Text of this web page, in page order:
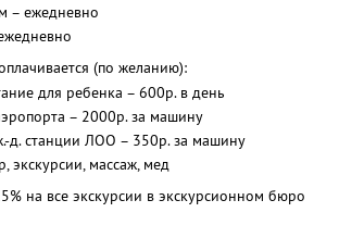
– ежедневно
(по желанию):
для ребенка – 600р. в день
– 2000р. за машину
д. станции ЛОО – 350р. за машину
экскурсии, массаж, мед
на все экскурсии в экскурсионном бюро